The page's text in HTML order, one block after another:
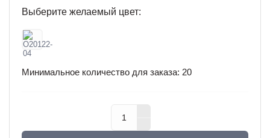
Выберите желаемый цвет:
Минимальное количество для заказа: 20